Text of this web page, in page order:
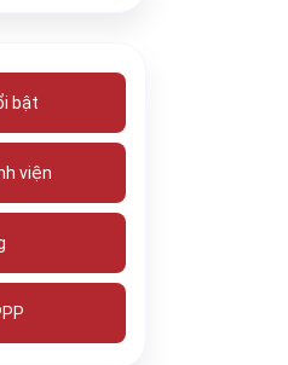
bật
viện